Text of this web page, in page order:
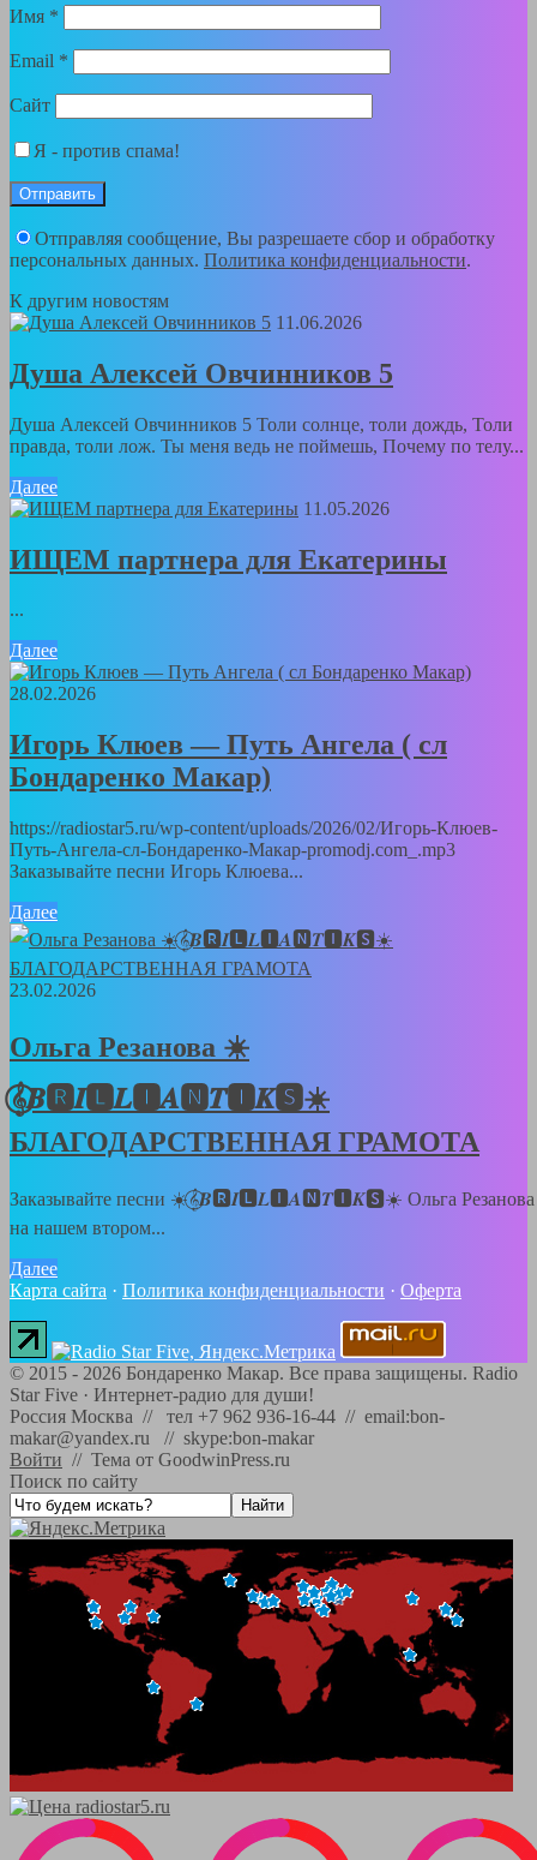
Имя *
Email *
Сайт
Я - против спама!
Отправляя сообщение, Вы разрешаете сбор и обработку
персональных данных. Политика конфиденциальности.
К другим новостям
11.06.2026
Душа Алексей Овчинников 5
Душа Алексей Овчинников 5 Толи солнце, толи дождь, Толи
правда, толи лож. Ты меня ведь не поймешь, Почему по телу...
Далее
11.05.2026
ИЩЕМ партнера для Екатерины
...
Далее
28.02.2026
Игорь Клюев — Путь Ангела ( сл
Бондаренко Макар)
https://radiostar5.ru/wp-content/uploads/2026/02/Игорь-Клюев-
Путь-Ангела-сл-Бондаренко-Макар-promodj.com_.mp3
Заказывайте песни Игорь Клюева...
Далее
23.02.2026
Ольга Резанова ☀️
𝄞⃝𝑩🆁𝑰🅻𝑳🅸𝑨🅽𝑻🅸𝑲🆂☀️
БЛАГОДАРСТВЕННАЯ ГРАМОТА
Заказывайте песни ☀️𝄞⃝𝑩🆁𝑰🅻𝑳🅸𝑨🅽𝑻🅸𝑲🆂☀️ Ольга Резанова
на нашем втором...
Далее
Карта сайта · Политика конфиденциальности · Оферта
© 2015 - 2026 Бондаренко Макар. Все права защищены. Radio
Star Five · Интернет-радио для души!
Россия Москва // тел +7 962 936-16-44 // email:bon-
makar@yandex.ru // skype:bon-makar
Войти // Тема от GoodwinPress.ru
Поиск по сайту